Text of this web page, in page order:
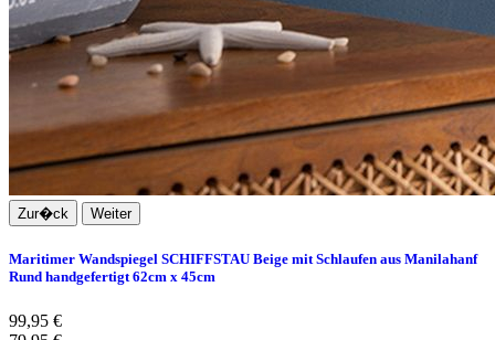
Zur�ck Weiter
Maritimer Wandspiegel SCHIFFSTAU Beige mit Schlaufen aus Manilahanf
Rund handgefertigt 62cm x 45cm
99,95 €